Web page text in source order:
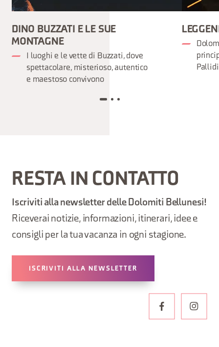
DINO BUZZATI E LE SUE
MONTAGNE
I luoghi e le vette di Buzzati, dove
spettacolare, misterioso, autentico
e maestoso convivono
RESTA IN CONTATTO
Iscriviti alla newsletter delle Dolomiti Bellunesi!
Riceverai notizie, informazioni, itinerari, idee e
consigli per la tua vacanza in ogni stagione.
ISCRIVITI ALLA NEWSLETTER